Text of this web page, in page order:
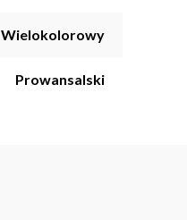
Wielokolorowy
Prowansalski